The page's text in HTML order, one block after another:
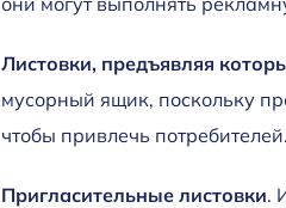
Листовки, предъявляя
мусорный ящик, поскольку
чтобы привлечь потребителей.
Пригласительные листовки.